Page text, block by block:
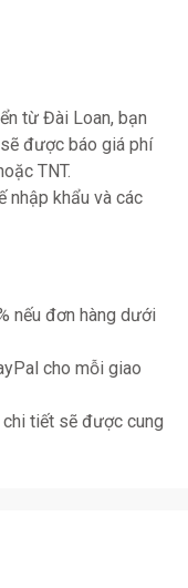
từ Đài Loan, bạn
được báo giá phí
TNT.
nhập khẩu và các
nếu đơn hàng dưới
cho mỗi giao
chi tiết sẽ được cung